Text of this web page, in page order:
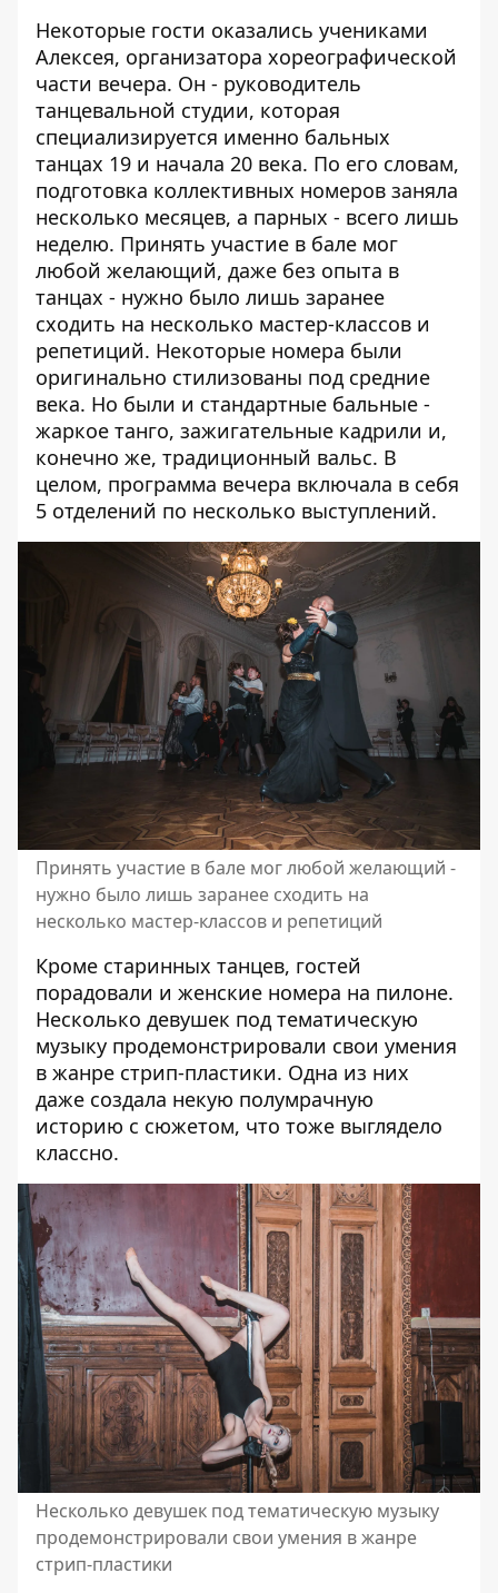
Некоторые гости оказались учениками
Алексея, организатора хореографической
части вечера. Он - руководитель
танцевальной студии, которая
специализируется именно бальных
танцах 19 и начала 20 века. По его словам,
подготовка коллективных номеров заняла
несколько месяцев, а парных - всего лишь
неделю. Принять участие в бале мог
любой желающий, даже без опыта в
танцах - нужно было лишь заранее
сходить на несколько мастер-классов и
репетиций. Некоторые номера были
оригинально стилизованы под средние
века. Но были и стандартные бальные -
жаркое танго, зажигательные кадрили и,
конечно же, традиционный вальс. В
целом, программа вечера включала в себя
5 отделений по несколько выступлений.
Принять участие в бале мог любой желающий -
нужно было лишь заранее сходить на
несколько мастер-классов и репетиций
Кроме старинных танцев, гостей
порадовали и женские номера на пилоне.
Несколько девушек под тематическую
музыку продемонстрировали свои умения
в жанре стрип-пластики. Одна из них
даже создала некую полумрачную
историю с сюжетом, что тоже выглядело
классно.
Несколько девушек под тематическую музыку
продемонстрировали свои умения в жанре
стрип-пластики